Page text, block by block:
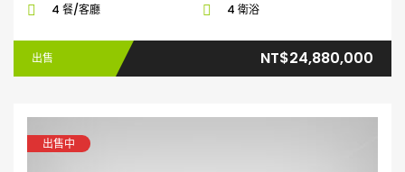
4 餐/客廳
4 衛浴
出售 NT$24,880,000
出售中